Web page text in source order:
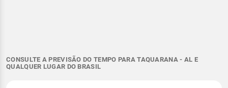
CONSULTE A PREVISÃO DO TEMPO PARA TAQUARANA - AL E
QUALQUER LUGAR DO BRASIL